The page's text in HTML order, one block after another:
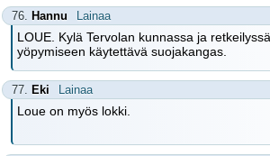
76. Hannu Lainaa
LOUE. Kylä Tervolan kunnassa ja
yöpymiseen käytettävä suojakangas.
77. Eki Lainaa
Loue on myös lokki.